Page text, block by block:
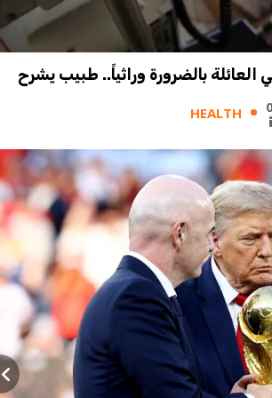
بالضرورة وراثياً.. طبيب يشرح
HEALTH